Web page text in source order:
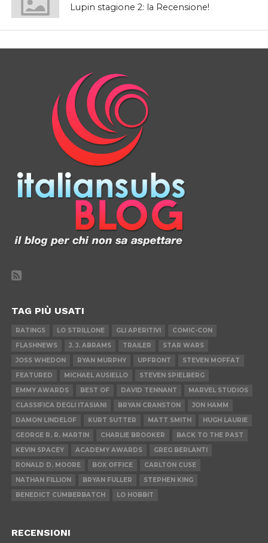
Lupin stagione 2: la Recensione!
TAG PIÙ USATI
RATINGS LO STRILLONE GLI APERITIVI
COMIC-CON
FLASHNEWS
J. J. ABRAMS TRAILER
STAR WARS
JOSS WHEDON
RYAN MURPHY UPFRONT
STEVEN MOFFAT
FEATURED
MICHAEL AUSIELLO
STEVEN SPIELBERG
EMMY AWARDS
BEST OF DAVID TENNANT
MARVEL STUDIOS
CLASSIFICA DEGLI ITASIANI
BRYAN CRANSTON
JON HAMM
DAMON LINDELOF
KURT SUTTER MATT SMITH
HUGH LAURIE
GEORGE R. R. MARTIN
CHARLIE BROOKER
BACK TO THE PAST
KEVIN SPACEY
ACADEMY AWARDS
GREG BERLANTI
RONALD D. MOORE
BOX OFFICE
CARLTON CUSE
NATHAN FILLION
BRYAN FULLER
STEPHEN KING
BENEDICT CUMBERBATCH
LO HOBBIT
RECENSIONI